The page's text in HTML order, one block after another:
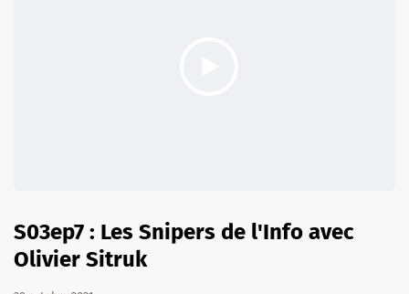
S03ep7 : Les Snipers de l'Info avec
Olivier Sitruk